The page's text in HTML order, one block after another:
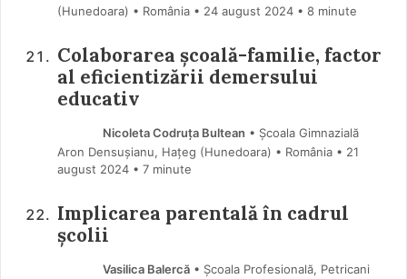
(Hunedoara) • România
24 august 2024 • 8 minute
Colaborarea școală-familie, factor
al eficientizării demersului
educativ
Nicoleta Codruța Bultean • Școala Gimnazială
Aron Densușianu, Hațeg (Hunedoara) • România
21
august 2024 • 7 minute
Implicarea parentală în cadrul
școlii
Vasilica Balercă• Școala Profesională, Petricani